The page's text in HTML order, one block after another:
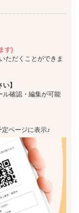
す)
だくことができま
】
ル確認・編集が可能
ページに表示♪